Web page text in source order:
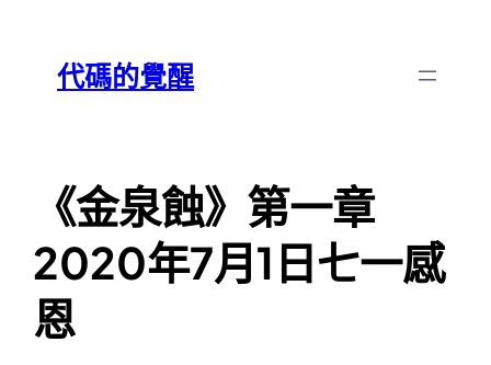
content代碼的覺醒
《金泉蝕》第一章
2020年7月1日七一感
恩